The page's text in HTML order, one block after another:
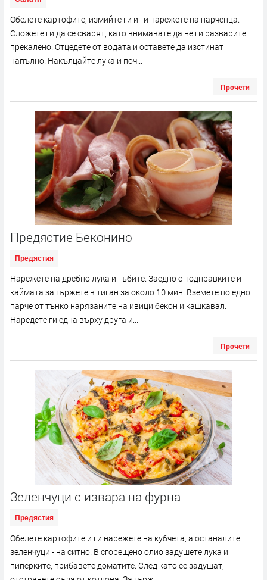
Обелете картофите, измийте ги и ги нарежете на парченца.
Сложете ги да се сварят, като внимавате да не ги разварите
прекалено. Отцедете от водата и оставете да изстинат
напълно. Накълцайте лука и поч...
Прочети
Предястие Беконино
Предястия
Нарежете на дребно лука и гъбите. Заедно с подправките и
каймата запържете в тиган за около 10 мин. Вземете по едно
парче от тънко нарязаните на ивици бекон и кашкавал.
Наредете ги една върху друга и...
Прочети
Зеленчуци с извара на фурна
Предястия
Обелете картофите и ги нарежете на кубчета, а останалите
зеленчуци - на ситно. В сгорещено олио задушете лука и
пиперките, прибавете доматите. След като се задушат,